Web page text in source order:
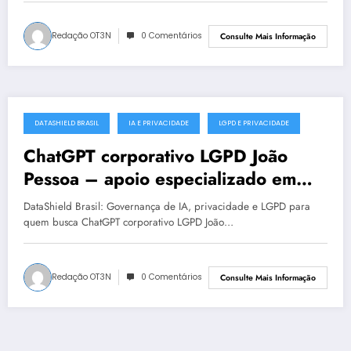
Redação OT3N 0 Comentários Consulte Mais Informação
julho 18, 2025
DATASHIELD BRASIL IA E PRIVACIDADE LGPD E PRIVACIDADE
ChatGPT corporativo LGPD João
Pessoa – apoio especializado em
proteção de dados
DataShield Brasil: Governança de IA, privacidade e LGPD para
quem busca ChatGPT corporativo LGPD João…
Redação OT3N 0 Comentários Consulte Mais Informação